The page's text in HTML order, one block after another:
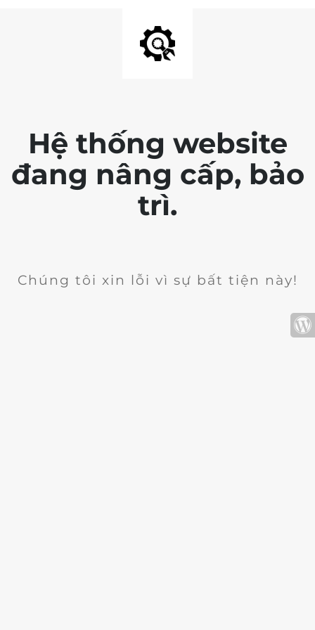
Hệ thống website
đang nâng cấp, bảo
trì.
Chúng tôi xin lỗi vì sự bất tiện này!